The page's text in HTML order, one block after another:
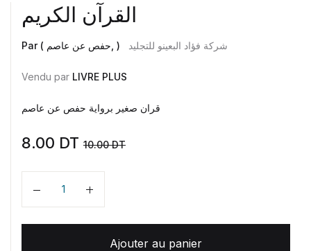
القرآن الكريم
Par ( حفص عن عاصم, ) شركة فؤاد البعينو للتجليد
Vendu par LIVRE PLUS
قران صغير برواية حفص عن عاصم
8.00 DT 10.00DT
Quantité
Ajouter au panier